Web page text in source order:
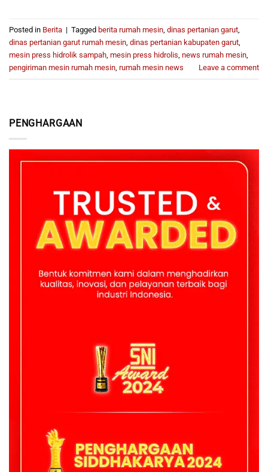
PENGHARGAAN
Posted in Berita | Tagged berita rumah mesin dinas pertanian garut
dinas pertanian garut rumah mesin dinas pertanian kabupaten garut
mesin press hidrolik sampah mesin press hidrolis news rumah mesin
pengiriman mesin rumah mesin rumah mesin news Leave a comment